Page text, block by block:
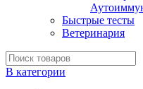
Быстрые тесты
Ветеринария
В категории